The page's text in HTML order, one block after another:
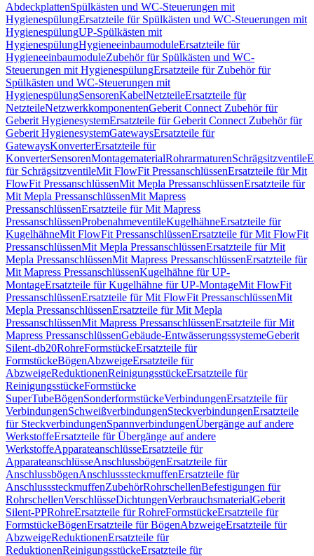
AbdeckplattenSpülkästen und WC-Steuerungen mit
HygienespülungErsatzteile für Spülkästen und WC-Steuerungen mit
HygienespülungUP-Spülkästen mit
HygienespülungHygieneeinbaumoduleErsatzteile für
HygieneeinbaumoduleZubehör für Spülkästen und WC-
Steuerungen mit HygienespülungErsatzteile für Zubehör für
Spülkästen und WC-Steuerungen mit
HygienespülungSensorenKabelNetzteileErsatzteile für
NetzteileNetzwerkkomponentenGeberit Connect Zubehör für
Geberit HygienesystemErsatzteile für Geberit Connect Zubehör für
Geberit HygienesystemGatewaysErsatzteile für
GatewaysKonverterErsatzteile für
KonverterSensorenMontagematerialRohrarmaturenSchrägsitzventile
für SchrägsitzventileMit FlowFit PressanschlüssenErsatzteile für Mit
FlowFit PressanschlüssenMit Mepla PressanschlüssenErsatzteile für
Mit Mepla PressanschlüssenMit Mapress
PressanschlüssenErsatzteile für Mit Mapress
PressanschlüssenProbenahmeventileKugelhähneErsatzteile für
KugelhähneMit FlowFit PressanschlüssenErsatzteile für Mit FlowFit
PressanschlüssenMit Mepla PressanschlüssenErsatzteile für Mit
Mepla PressanschlüssenMit Mapress PressanschlüssenErsatzteile für
Mit Mapress PressanschlüssenKugelhähne für UP-
MontageErsatzteile für Kugelhähne für UP-MontageMit FlowFit
PressanschlüssenErsatzteile für Mit FlowFit PressanschlüssenMit
Mepla PressanschlüssenErsatzteile für Mit Mepla
PressanschlüssenMit Mapress PressanschlüssenErsatzteile für Mit
Mapress PressanschlüssenGebäude-EntwässerungssystemeGeberit
Silent-db20RohreFormstückeErsatzteile für
FormstückeBögenAbzweigeErsatzteile für
AbzweigeReduktionenReinigungsstückeErsatzteile für
ReinigungsstückeFormstücke
SuperTubeBögenSonderformstückeVerbindungenErsatzteile für
VerbindungenSchweißverbindungenSteckverbindungenErsatzteile
für SteckverbindungenSpannverbindungenÜbergänge auf andere
WerkstoffeErsatzteile für Übergänge auf andere
WerkstoffeApparateanschlüsseErsatzteile für
ApparateanschlüsseAnschlussbögenErsatzteile für
AnschlussbögenAnschlusssteckmuffenErsatzteile für
AnschlusssteckmuffenZubehörRohrschellenBefestigungen für
RohrschellenVerschlüsseDichtungenVerbrauchsmaterialGeberit
Silent-PPRohreErsatzteile für RohreFormstückeErsatzteile für
FormstückeBögenErsatzteile für BögenAbzweigeErsatzteile für
AbzweigeReduktionenErsatzteile für
ReduktionenReinigungsstückeErsatzteile für